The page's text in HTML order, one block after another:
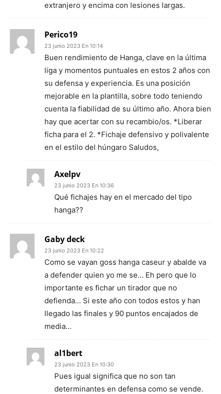
extranjero y encima con lesiones largas.
Perico19
23 junio 2023 En 10:14
Buen rendimiento de Hanga, clave en la última
liga y momentos puntuales en estos 2 años con
su defensa y experiencia. Es una posición
mejorable en la plantilla, sobre todo teniendo
cuenta la fiabilidad de su último año. Ahora bien
hay que acertar con su recambio/os. *Liberar
ficha para el 2. *Fichaje defensivo y polivalente
en el estilo del húngaro Saludos,
Axelpv
23 junio 2023 En 10:36
Qué fichajes hay en el mercado del tipo
hanga??
Gaby deck
23 junio 2023 En 10:22
Como se vayan goss hanga caseur y abalde va
a defender quien yo me se… Eh pero que lo
importante es fichar un tirador que no
defienda… Si este año con todos estos y han
llegado las finales y 90 puntos encajados de
media…
al1bert
23 junio 2023 En 10:30
Pues igual significa que no son tan
determinantes en defensa como se vende.